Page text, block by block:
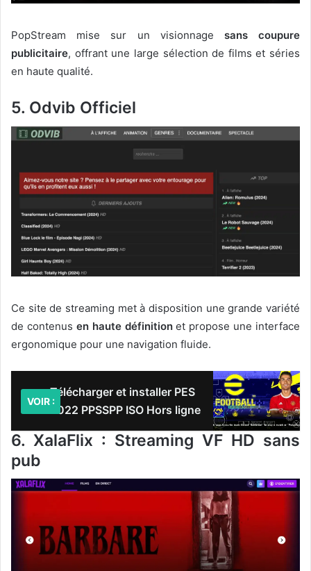
PopStream mise sur un visionnage sans coupure
publicitaire, offrant une large sélection de films et séries
en haute qualité.
5. Odvib Officiel
Ce site de streaming met à disposition une grande variété
de contenus en haute définitionet propose une interface
ergonomique pour une navigation fluide.
Télécharger et installer PES
2022 PPSSPP ISO Hors ligne
VOIR :
6. XalaFlix : Streaming VF HD sans
pub